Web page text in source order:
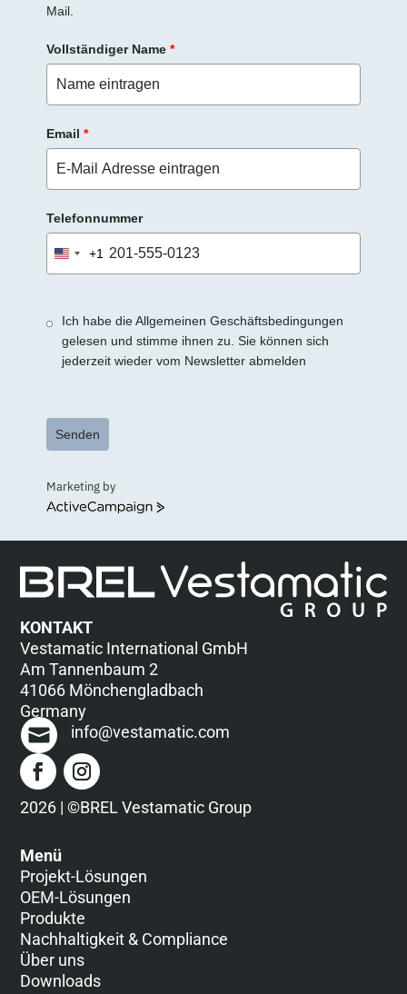
Mail.
Vollständiger Name *
Email *
Telefonnummer
United
States
+1
Ich habe die Allgemeinen Geschäftsbedingungen
gelesen und stimme ihnen zu. Sie können sich
jederzeit wieder vom Newsletter abmelden
Senden
Marketing by
ActiveCampaign
KONTAKT
Vestamatic International GmbH
Am Tannenbaum 2
41066 Mönchengladbach
Germany
info@vestamatic.com
2026 | ©BREL Vestamatic Group
Menü
Projekt-Lösungen
OEM-Lösungen
Produkte
Nachhaltigkeit & Compliance
Über uns
Downloads